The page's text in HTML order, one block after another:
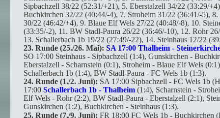
Sipbachzell 38/22 (52:31/+21), 5. Eberstalzell 34/22 (33:29/
Buchkirchen 32/22 (40:44/-4), 7. Stroheim 31/22 (36:41/-5),
30/22 (46:42/+4), 9. Blaue Elf Wels 27/22 (40:48/-8), 10.
(33:35/-2), 11. BW Stadl-Paura 26/22 (36:46/-10), 12. Rohr
13. Schallerbach 1b 19/22 (27:49/-22), 14. Steinhaus 12/22
23. Runde (25./26. Mai): SA 17:00 Thalheim -
SO 17:00 Steinhaus - Sipbachzell (1:4), Gunskirchen -
Eberstalzell - Scharnstein (0:1), Stroheim - Blaue Elf Wels
Schallerbach 1b (1:4), BW Stadl-Paura - FC Wels 1b (1:3).
24. Runde (1./2. Juni): SA 17:00 Sipbachzell - FC Wels 1b
17:00 Schallerbach 1b - Thalheim (1:4), Scharnstein -
Elf Wels - Rohr (2:2), BW Stadl-Paura - Eberstalzell (2:1),
Gunskirchen (1:2), Buchkirchen - Steinhaus (1:3).
25. Runde (7./9. Juni): FR 18:00 FC Wels 1b - Buchkirchen